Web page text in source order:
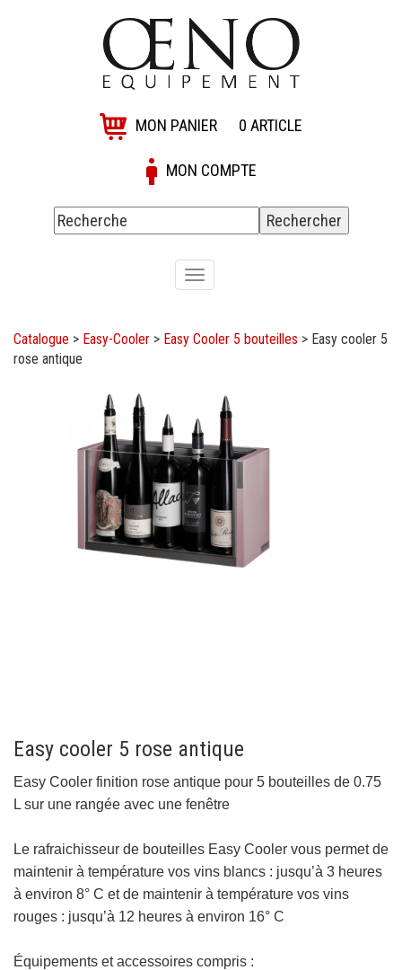
MON PANIER 0 ARTICLE
MON COMPTE
Toggle
navigation
Catalogue > Easy-Cooler > Easy Cooler 5 bouteilles > Easy cooler 5
rose antique
Easy cooler 5 rose antique
Easy Cooler finition rose antique pour 5 bouteilles de 0.75
L sur une rangée avec une fenêtre
Le rafraichisseur de bouteilles Easy Cooler vous permet de
maintenir à température vos vins blancs : jusqu’à 3 heures
à environ 8° C et de maintenir à température vos vins
rouges : jusqu’à 12 heures à environ 16° C
Équipements et accessoires compris :